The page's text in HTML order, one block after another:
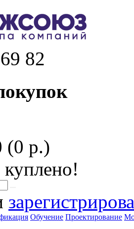
82
(0 р.)
Обучение Проектирование